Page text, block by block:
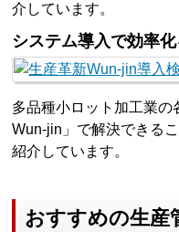
介しています。
システム導入で効率
多品種小ロット加工業
Wun-jin」で解決できる
紹介しています。
おすすめの生産